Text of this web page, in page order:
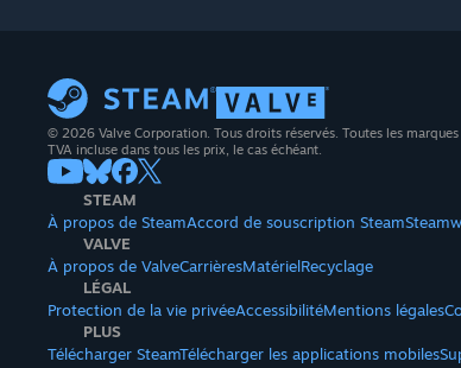
© 2026 Valve Corporation. Tous droits réservés. Toutes les
TVA incluse dans tous les prix, le cas échéant.
STEAM
À propos de SteamAccord de souscription Steam
VALVE
À propos de ValveCarrièresMatérielRecyclage
LÉGAL
Protection de la vie privéeAccessibilitéMentions légales
PLUS
Télécharger SteamTélécharger les applications mobiles